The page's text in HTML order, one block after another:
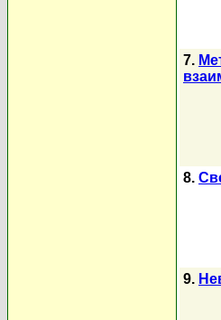
7.
8.
9.